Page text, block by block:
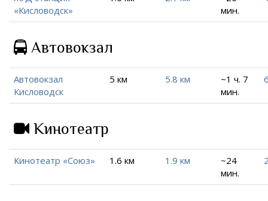
«Кисловодск»
мин.
Автовокзал
Автовокзал
Кисловодск
5 км 5.8 км
~1 ч. 7
мин.
Кинотеатр
Кинотеатр «Союз» 1.6 км 1.9 км
~24
мин.